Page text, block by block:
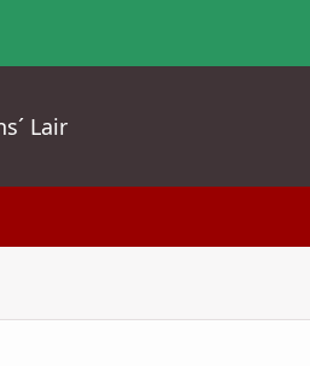
Lair